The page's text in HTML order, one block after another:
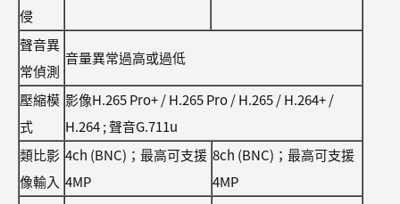
侵
聲音異
常偵測
音量異常過高或過低
壓縮模
式
影像H.265 Pro+ / H.265 Pro / H.265 / H.264+ /
H.264 ; 聲音G.711u
類比影
像輸入
4ch (BNC)；最高可支援
4MP
8ch (BNC)；最高可支援
4MP